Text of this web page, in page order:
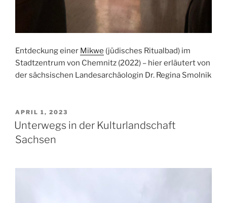
Entdeckung einer Mikwe (jüdisches Ritualbad) im
Stadtzentrum von Chemnitz (2022) – hier erläutert von
der sächsischen Landesarchäologin Dr. Regina Smolnik
VERÖFFENTLICHT
AM
APRIL 1, 2023
Unterwegs in der Kulturlandschaft
Sachsen